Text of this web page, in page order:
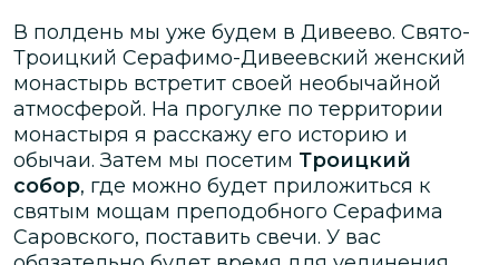
В полдень мы уже будем в Дивеево. Свято-
Троицкий Серафимо-Дивеевский женский
монастырь встретит своей необычайной
атмосферой. На прогулке по территории
монастыря я расскажу его историю и
обычаи. Затем мы посетим Троицкий
собор, где можно будет приложиться к
святым мощам преподобного Серафима
Саровского, поставить свечи. У вас